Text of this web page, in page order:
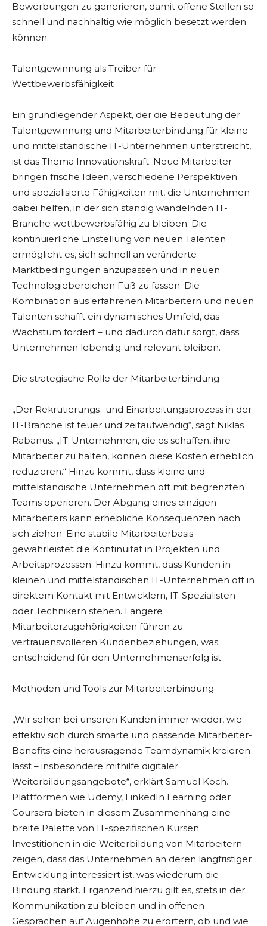
Bewerbungen zu generieren, damit offene Stellen so
schnell und nachhaltig wie möglich besetzt werden
können.
Talentgewinnung als Treiber für
Wettbewerbsfähigkeit
Ein grundlegender Aspekt, der die Bedeutung der
Talentgewinnung und Mitarbeiterbindung für kleine
und mittelständische IT-Unternehmen unterstreicht,
ist das Thema Innovationskraft. Neue Mitarbeiter
bringen frische Ideen, verschiedene Perspektiven
und spezialisierte Fähigkeiten mit, die Unternehmen
dabei helfen, in der sich ständig wandelnden IT-
Branche wettbewerbsfähig zu bleiben. Die
kontinuierliche Einstellung von neuen Talenten
ermöglicht es, sich schnell an veränderte
Marktbedingungen anzupassen und in neuen
Technologiebereichen Fuß zu fassen. Die
Kombination aus erfahrenen Mitarbeitern und neuen
Talenten schafft ein dynamisches Umfeld, das
Wachstum fördert – und dadurch dafür sorgt, dass
Unternehmen lebendig und relevant bleiben.
Die strategische Rolle der Mitarbeiterbindung
„Der Rekrutierungs- und Einarbeitungsprozess in der
IT-Branche ist teuer und zeitaufwendig“, sagt Niklas
Rabanus. „IT-Unternehmen, die es schaffen, ihre
Mitarbeiter zu halten, können diese Kosten erheblich
reduzieren.“ Hinzu kommt, dass kleine und
mittelständische Unternehmen oft mit begrenzten
Teams operieren. Der Abgang eines einzigen
Mitarbeiters kann erhebliche Konsequenzen nach
sich ziehen. Eine stabile Mitarbeiterbasis
gewährleistet die Kontinuität in Projekten und
Arbeitsprozessen. Hinzu kommt, dass Kunden in
kleinen und mittelständischen IT-Unternehmen oft in
direktem Kontakt mit Entwicklern, IT-Spezialisten
oder Technikern stehen. Längere
Mitarbeiterzugehörigkeiten führen zu
vertrauensvolleren Kundenbeziehungen, was
entscheidend für den Unternehmenserfolg ist.
Methoden und Tools zur Mitarbeiterbindung
„Wir sehen bei unseren Kunden immer wieder, wie
effektiv sich durch smarte und passende Mitarbeiter-
Benefits eine herausragende Teamdynamik kreieren
lässt – insbesondere mithilfe digitaler
Weiterbildungsangebote“, erklärt Samuel Koch.
Plattformen wie Udemy, LinkedIn Learning oder
Coursera bieten in diesem Zusammenhang eine
breite Palette von IT-spezifischen Kursen.
Investitionen in die Weiterbildung von Mitarbeitern
zeigen, dass das Unternehmen an deren langfristiger
Entwicklung interessiert ist, was wiederum die
Bindung stärkt. Ergänzend hierzu gilt es, stets in der
Kommunikation zu bleiben und in offenen
Gesprächen auf Augenhöhe zu erörtern, ob und wie